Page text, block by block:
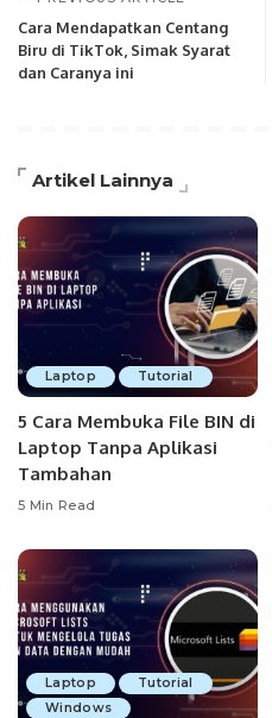
Cara Mendapatkan Centang
Biru di TikTok, Simak Syarat
dan Caranya ini
Artikel Lainnya
Laptop Tutorial
5 Cara Membuka File BIN di
Laptop Tanpa Aplikasi
Tambahan
5 Min Read
Laptop
Tutorial
Windows